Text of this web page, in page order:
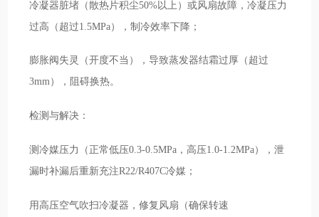
冷凝器脏堵（散热片积尘50%以上）或风扇故障，冷凝压力
过高（超过1.5MPa），制冷效率下降；
膨胀阀失灵（开度不当），导致蒸发器结霜过厚（超过
3mm），阻碍换热。
检测与解决：
测冷媒压力（正常低压0.3-0.5MPa，高压1.0-1.2MPa），泄
漏时补漏后重新充注R22/R407C冷媒；
用高压空气吹扫冷凝器，修复风扇（确保转速